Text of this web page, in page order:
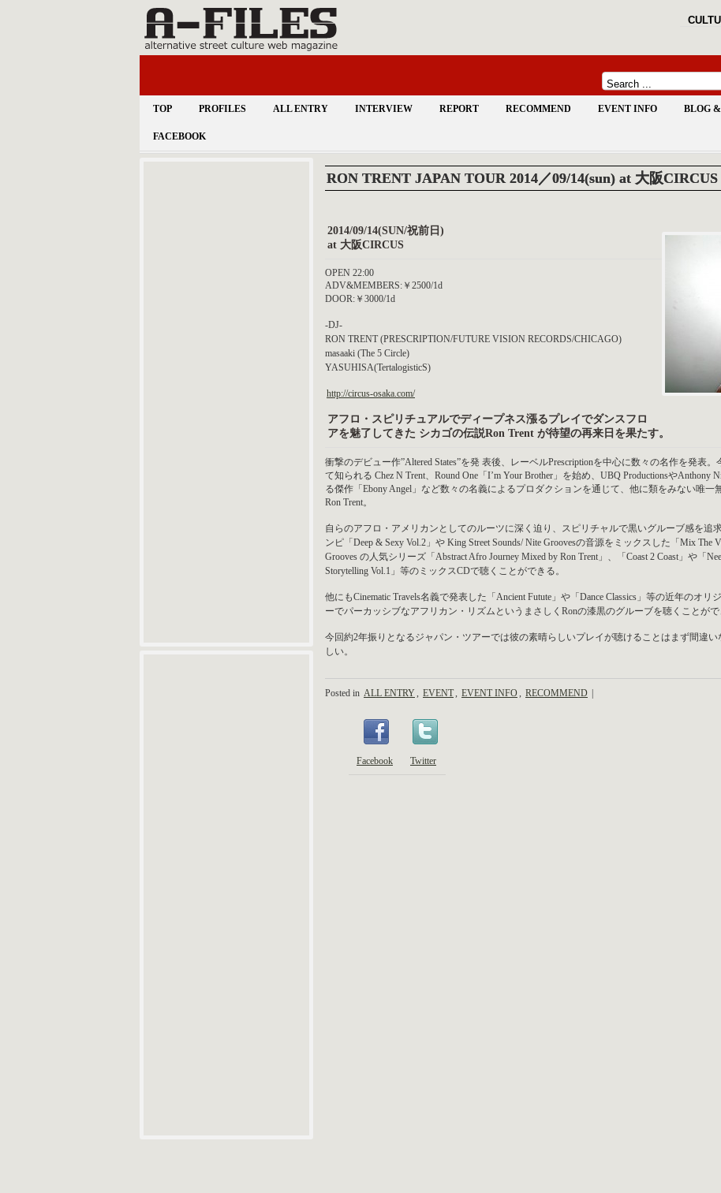
TOP PROFILES ALL ENTRY INTERVIEW REPORT RECOMMEND EVENT INFO BLOG
FACEBOOK
RON TRENT JAPAN TOUR 2014／09/14(sun) at 大阪CIRCUS
2014/09/14(SUN/祝前日)
at 大阪CIRCUS
OPEN 22:00
ADV&MEMBERS:￥2500/1d
DOOR:￥3000/1d
-DJ-
RON TRENT (PRESCRIPTION/FUTURE VISION RECORDS/CHICAGO)
masaaki (The 5 Circle)
YASUHISA(TertalogisticS)
http://circus-osaka.com/
アフロ・スピリチュアルでディープネス漲るプレイでダンスフロ
アを魅了してきた シカゴの伝説Ron Trent が待望の再来日を果たす。
衝撃のデビュー作”Altered States”を発 表後、レーベルPrescriptionを中心に数々の名作を発表
て知られる Chez N Trent、Round One「I’m Your Brother」を始め、UBQ ProductionsやAnthony
る傑作「Ebony Angel」など数々の名義によるプロダクションを通じて、他に類をみない唯
Ron Trent。
自らのアフロ・アメリカンとしてのルーツに深く迫り、スピリチャルで黒いグルーブ感を追
ンピ「Deep & Sexy Vol.2」や King Street Sounds/ Nite Groovesの音源をミックスした「Mix The
Grooves の人気シリーズ「Abstract Afro Journey Mixed by Ron Trent」、「Coast 2 Coast」や「
Storytelling Vol.1」等のミックスCDで聴くことができる。
他にもCinematic Travels名義で発表した「Ancient Futute」や「Dance Classics」等の近年のオ
ーでパーカッシブなアフリカン・リズムというまさしくRonの漆黒のグルーブを聴くことがで
今回約2年振りとなるジャパン・ツアーでは彼の素晴らしいプレイが聴けることはまず間違
しい。
Posted in ALL ENTRY, EVENT, EVENT INFO, RECOMMEND
Facebook Twitter